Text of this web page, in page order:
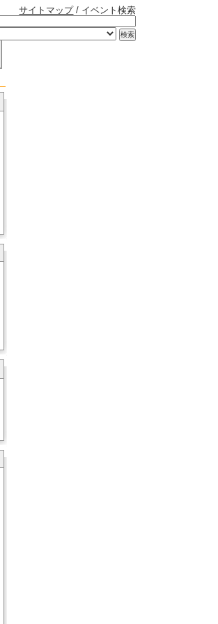
サイトマップ/ イベント検索